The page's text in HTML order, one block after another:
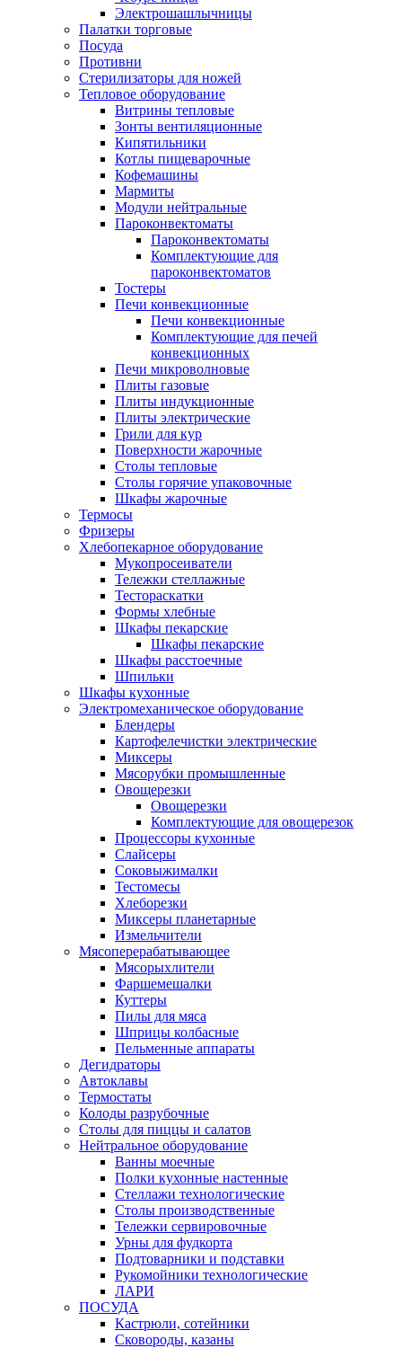
Электрошашлычницы
Палатки торговые
Посуда
Противни
Стерилизаторы для ножей
Тепловое оборудование
Витрины тепловые
Зонты вентиляционные
Кипятильники
Котлы пищеварочные
Кофемашины
Мармиты
Модули нейтральные
Пароконвектоматы
Пароконвектоматы
Комплектующие для
пароконвектоматов
Тостеры
Печи конвекционные
Печи конвекционные
Комплектующие для печей
конвекционных
Печи микроволновые
Плиты газовые
Плиты индукционные
Плиты электрические
Грили для кур
Поверхности жарочные
Столы тепловые
Столы горячие упаковочные
Шкафы жарочные
Термосы
Фризеры
Хлебопекарное оборудование
Мукопросеиватели
Тележки стеллажные
Тестораскатки
Формы хлебные
Шкафы пекарские
Шкафы пекарские
Шкафы расстоечные
Шпильки
Шкафы кухонные
Электромеханическое оборудование
Блендеры
Картофелечистки электрические
Миксеры
Мясорубки промышленные
Овощерезки
Овощерезки
Комплектующие для овощерезок
Процессоры кухонные
Слайсеры
Соковыжималки
Тестомесы
Хлеборезки
Миксеры планетарные
Измельчители
Мясоперерабатывающее
Мясорыхлители
Фаршемешалки
Куттеры
Пилы для мяса
Шприцы колбасные
Пельменные аппараты
Дегидраторы
Автоклавы
Термостаты
Колоды разрубочные
Столы для пиццы и салатов
Нейтральное оборудование
Ванны моечные
Полки кухонные настенные
Стеллажи технологические
Столы производственные
Тележки сервировочные
Урны для фудкорта
Подтоварники и подставки
Рукомойники технологические
ЛАРИ
ПОСУДА
Кастрюли, сотейники
Сковороды, казаны